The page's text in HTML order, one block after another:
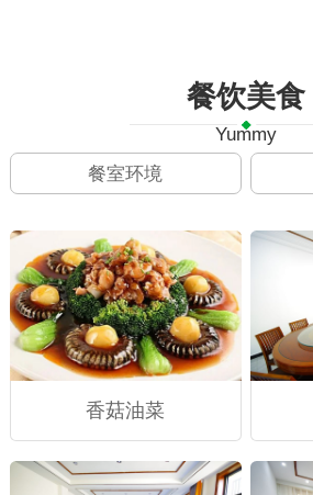
餐饮美食
Yummy
餐室环境
香菇油菜